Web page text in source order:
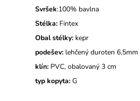
Svršek:100% bavlna
Stélka: Fintex
Obal stélky: kepr
podešev: lehčený duroten 6,5mm
klín: PVC, obalovaný 3 cm
typ kopyta: G